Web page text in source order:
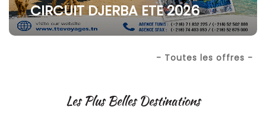
CIRCUIT DJERBA ETE 2026
- Toutes les offres -
Les Plus Belles Destinations